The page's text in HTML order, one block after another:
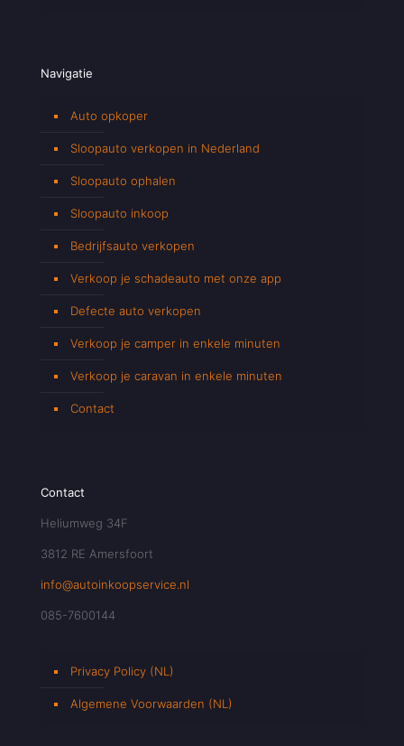
Navigatie
Auto opkoper
Sloopauto verkopen in Nederland
Sloopauto ophalen
Sloopauto inkoop
Bedrijfsauto verkopen
Verkoop je schadeauto met onze app
Defecte auto verkopen
Verkoop je camper in enkele minuten
Verkoop je caravan in enkele minuten
Contact
Contact
Heliumweg 34F
3812 RE Amersfoort
info@autoinkoopservice.nl
085-7600144
Privacy Policy (NL)
Algemene Voorwaarden (NL)